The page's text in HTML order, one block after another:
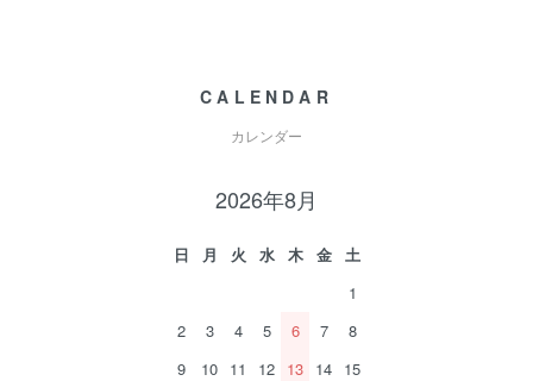
CALENDAR
カレンダー
2026年8月
日 月 火 水 木 金
土
1
2
3 4 5 6 7
8
9
10 11 12 13 14 15